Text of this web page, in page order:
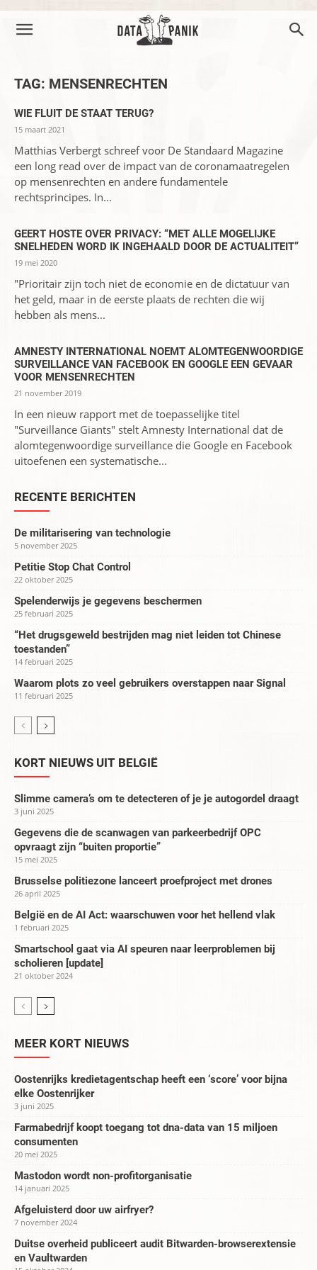
TAG: MENSENRECHTEN
WIE FLUIT DE STAAT TERUG?
15 maart 2021
Matthias Verbergt schreef voor De Standaard Magazine
een long read over de impact van de coronamaatregelen
op mensenrechten en andere fundamentele
rechtsprincipes. In...
GEERT HOSTE OVER PRIVACY: “MET ALLE MOGELIJKE
SNELHEDEN WORD IK INGEHAALD DOOR DE ACTUALITEIT”
19 mei 2020
"Prioritair zijn toch niet de economie en de dictatuur van
het geld, maar in de eerste plaats de rechten die wij
hebben als mens...
AMNESTY INTERNATIONAL NOEMT ALOMTEGENWOORDIGE
SURVEILLANCE VAN FACEBOOK EN GOOGLE EEN GEVAAR
VOOR MENSENRECHTEN
21 november 2019
In een nieuw rapport met de toepasselijke titel
"Surveillance Giants" stelt Amnesty International dat de
alomtegenwoordige surveillance die Google en Facebook
uitoefenen een systematische...
RECENTE BERICHTEN
De militarisering van technologie
5 november 2025
Petitie Stop Chat Control
22 oktober 2025
Spelenderwijs je gegevens beschermen
25 februari 2025
“Het drugsgeweld bestrijden mag niet leiden tot Chinese
toestanden”
14 februari 2025
Waarom plots zo veel gebruikers overstappen naar Signal
11 februari 2025
KORT NIEUWS UIT BELGIË
Slimme camera’s om te detecteren of je je autogordel draagt
3 juni 2025
Gegevens die de scanwagen van parkeerbedrijf OPC
opvraagt zijn “buiten proportie”
15 mei 2025
Brusselse politiezone lanceert proefproject met drones
26 april 2025
België en de AI Act: waarschuwen voor het hellend vlak
1 februari 2025
Smartschool gaat via AI speuren naar leerproblemen bij
scholieren [update]
21 oktober 2024
MEER KORT NIEUWS
Oostenrijks kredietagentschap heeft een ‘score’ voor bijna
elke Oostenrijker
3 juni 2025
Farmabedrijf koopt toegang tot dna-data van 15 miljoen
consumenten
20 mei 2025
Mastodon wordt non-profitorganisatie
14 januari 2025
Afgeluisterd door uw airfryer?
7 november 2024
Duitse overheid publiceert audit Bitwarden-browserextensie
en Vaultwarden